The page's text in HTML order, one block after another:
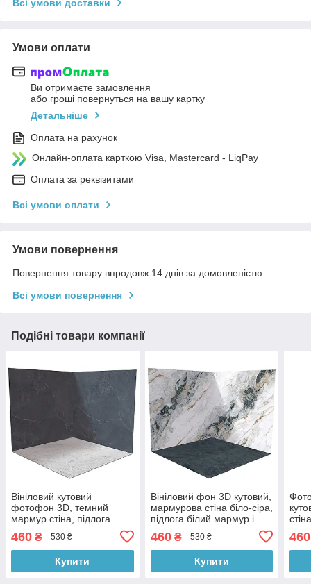
Всі умови доставки
Умови оплати
Ви отримаєте замовлення
або гроші повернуться на вашу картку
Детальніше
Оплата на рахунок
Онлайн-оплата карткою Visa, Mastercard - LiqPay
Оплата за реквізитами
Всі умови оплати
Умови повернення
Повернення товару впродовж 14 днів за домовленістю
Всі умови повернення
Подібні товари компанії
Вініловий кутовий
фотофон 3D, темний
мармур стіна, підлога
мармур, 50×50 см,
№58003
460 ₴ 530 ₴
Купити
Вініловий фон 3D кутовий,
мармурова стіна біло-сіра,
підлога білий мармур і
чорний камінь, 50×50 см,
№58293
460₴ 530 ₴
Купити
460